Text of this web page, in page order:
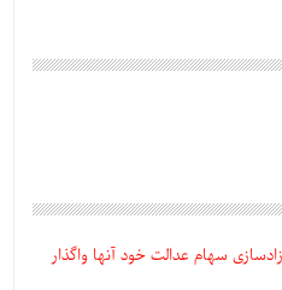
سهام عدالت خود آنها واگذار